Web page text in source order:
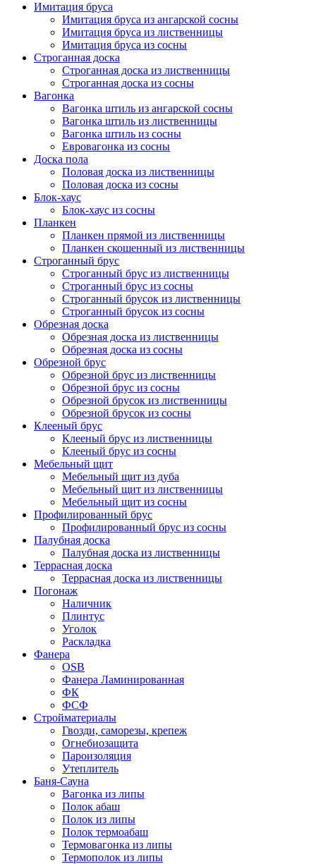
Имитация бруса
Имитация бруса из ангарской сосны
Имитация бруса из лиственницы
Имитация бруса из сосны
Строганная доска
Строганная доска из лиственницы
Строганная доска из сосны
Вагонка
Вагонка штиль из ангарской сосны
Вагонка штиль из лиственницы
Вагонка штиль из сосны
Евровагонка из сосны
Доска пола
Половая доска из лиственницы
Половая доска из сосны
Блок-хаус
Блок-хаус из сосны
Планкен
Планкен прямой из лиственницы
Планкен скошенный из лиственницы
Строганный брус
Строганный брус из лиственницы
Строганный брус из сосны
Строганный брусок из лиственницы
Строганный брусок из сосны
Обрезная доска
Обрезная доска из лиственницы
Обрезная доска из сосны
Обрезной брус
Обрезной брус из лиственницы
Обрезной брус из сосны
Обрезной брусок из лиственницы
Обрезной брусок из сосны
Клееный брус
Клееный брус из лиственницы
Клееный брус из сосны
Мебельный щит
Мебельный щит из дуба
Мебельный щит из лиственницы
Мебельный щит из сосны
Профилированный брус
Профилированный брус из сосны
Палубная доска
Палубная доска из лиственницы
Террасная доска
Террасная доска из лиственницы
Погонаж
Наличник
Плинтус
Уголок
Раскладка
Фанера
OSB
Фанера Ламинированная
ФК
ФСФ
Стройматериалы
Гвозди, саморезы, крепеж
Огнебиозащита
Пароизоляция
Утеплитель
Баня-Сауна
Вагонка из липы
Полок абаш
Полок из липы
Полок термоабаш
Термовагонка из липы
Термополок из липы